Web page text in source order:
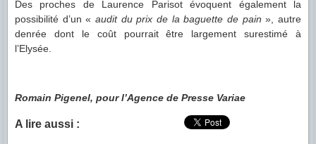
Des proches de Laurence Parisot évoquent également la
possibilité d’un « audit du prix de la baguette de pain », autre
denrée dont le coût pourrait être largement surestimé à
l’Elysée.
Romain Pigenel, pour l’Agence de Presse Variae
A lire aussi :